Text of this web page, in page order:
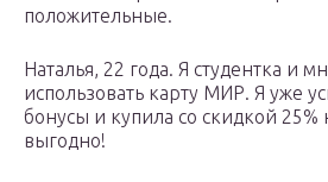
положительные.
Наталья, 22 года. Я студентка и
использовать карту МИР. Я уже
бонусы и купила со скидкой 25%
выгодно!